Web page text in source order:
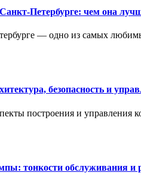
Петербурге: чем она
— одно из самых
безопасность и
построения и
тонкости обслуживания и